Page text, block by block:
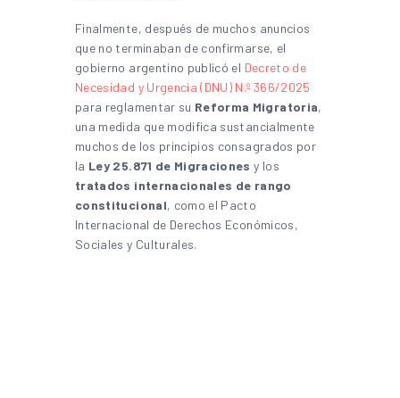
Finalmente, después de muchos anuncios
que no terminaban de confirmarse, el
gobierno argentino publicó el Decreto de
Necesidad y Urgencia (DNU) N.º 366/2025
para reglamentar su Reforma Migratoria,
una medida que modifica sustancialmente
muchos de los principios consagrados por
la Ley 25.871 de Migraciones y los
tratados internacionales de rango
constitucional, como el Pacto
Internacional de Derechos Económicos,
Sociales y Culturales.